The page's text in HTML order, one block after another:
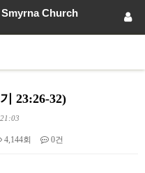
Smyrna Church
23:26-32)
4,144회 0건